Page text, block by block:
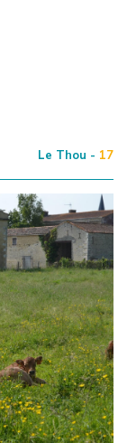
Le Thou - 17